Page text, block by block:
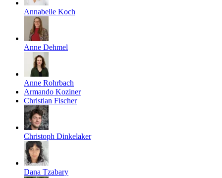
Annabelle Koch
Anne Dehmel
Anne Rohrbach
Armando Koziner
Christian Fischer
Christoph Dinkelaker
Dana Tzabary